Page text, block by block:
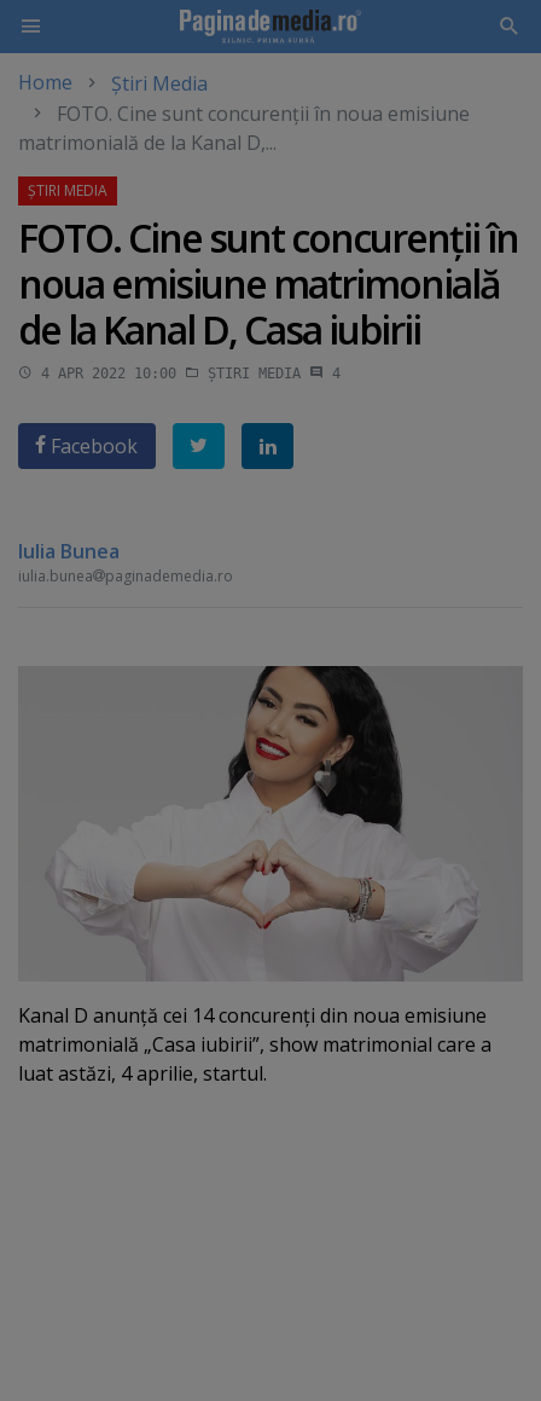
main
content
Home
Știri Media
FOTO. Cine sunt concurenţii în noua emisiune
matrimonială de la Kanal D,...
FOTO. Cine sunt concurenţii în
noua emisiune matrimonială
de la Kanal D, Casa iubirii
4 APR 2022 10:00 ȘTIRI MEDIA 4
Facebook
Iulia Bunea
iulia.bunea paginademedia.ro
Kanal D anunţă cei 14 concurenţi din noua emisiune
matrimonială „Casa iubirii”, show matrimonial care a
luat astăzi, 4 aprilie, startul.